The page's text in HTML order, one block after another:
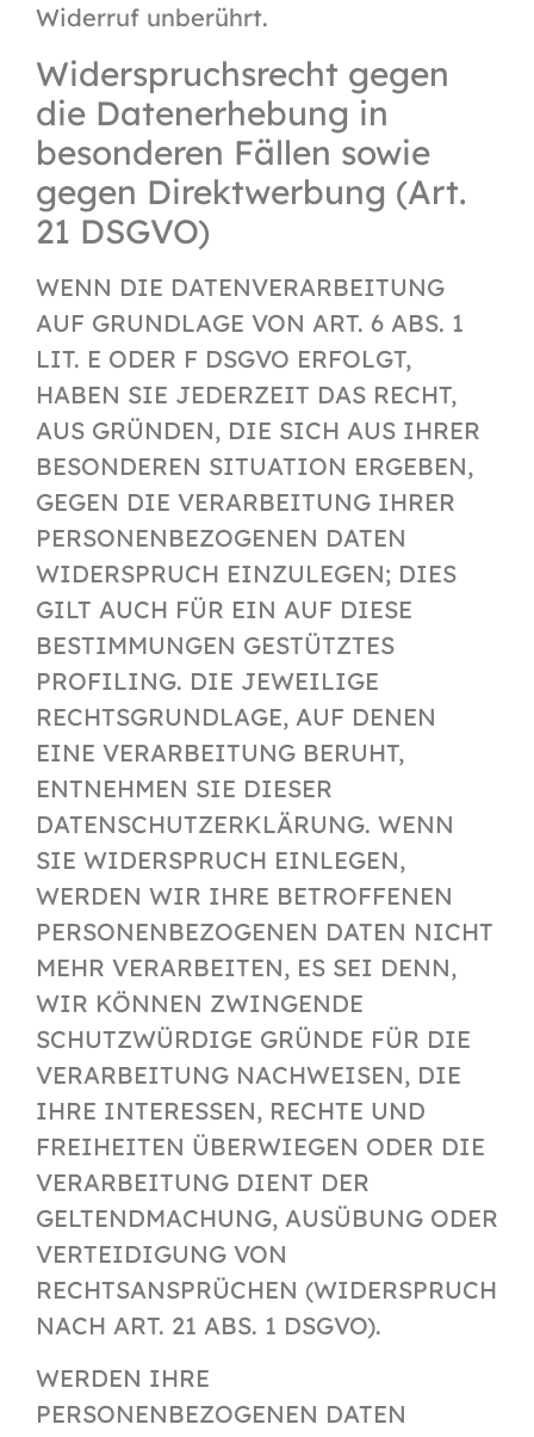
Widerruf unberührt.
Widerspruchsrecht gegen
die Datenerhebung in
besonderen Fällen sowie
gegen Direktwerbung (Art.
21 DSGVO)
WENN DIE DATENVERARBEITUNG
AUF GRUNDLAGE VON ART. 6 ABS. 1
LIT. E ODER F DSGVO ERFOLGT,
HABEN SIE JEDERZEIT DAS RECHT,
AUS GRÜNDEN, DIE SICH AUS IHRER
BESONDEREN SITUATION ERGEBEN,
GEGEN DIE VERARBEITUNG IHRER
PERSONENBEZOGENEN DATEN
WIDERSPRUCH EINZULEGEN; DIES
GILT AUCH FÜR EIN AUF DIESE
BESTIMMUNGEN GESTÜTZTES
PROFILING. DIE JEWEILIGE
RECHTSGRUNDLAGE, AUF DENEN
EINE VERARBEITUNG BERUHT,
ENTNEHMEN SIE DIESER
DATENSCHUTZERKLÄRUNG. WENN
SIE WIDERSPRUCH EINLEGEN,
WERDEN WIR IHRE BETROFFENEN
PERSONENBEZOGENEN DATEN NICHT
MEHR VERARBEITEN, ES SEI DENN,
WIR KÖNNEN ZWINGENDE
SCHUTZWÜRDIGE GRÜNDE FÜR DIE
VERARBEITUNG NACHWEISEN, DIE
IHRE INTERESSEN, RECHTE UND
FREIHEITEN ÜBERWIEGEN ODER DIE
VERARBEITUNG DIENT DER
GELTENDMACHUNG, AUSÜBUNG ODER
VERTEIDIGUNG VON
RECHTSANSPRÜCHEN (WIDERSPRUCH
NACH ART. 21 ABS. 1 DSGVO).
WERDEN IHRE
PERSONENBEZOGENEN DATEN